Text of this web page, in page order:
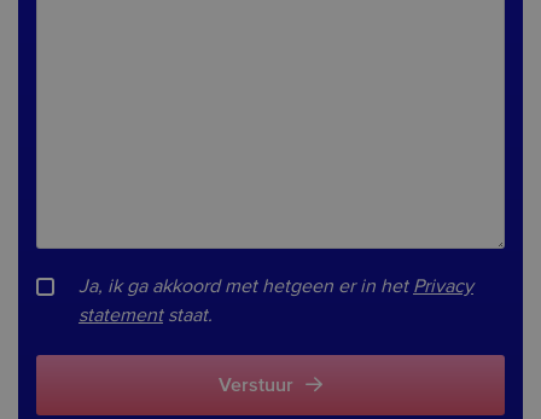
Ja, ik ga akkoord met hetgeen er in het Privacy
statementstaat.
Verstuur